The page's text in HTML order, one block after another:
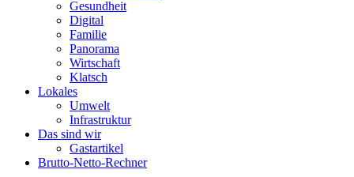
Gesundheit
Digital
Familie
Panorama
Wirtschaft
Klatsch
Lokales
Umwelt
Infrastruktur
Das sind wir
Gastartikel
Brutto-Netto-Rechner